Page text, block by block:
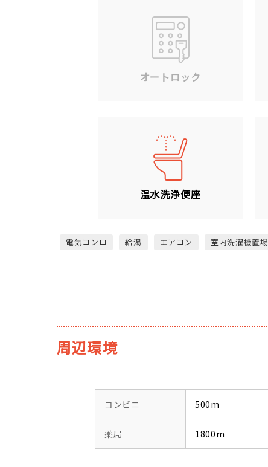
オートロック
温水洗浄便座
電気コンロ 給湯 エアコン 室内洗濯機置場
周辺環境
コンビニ 500m
薬局 1800m